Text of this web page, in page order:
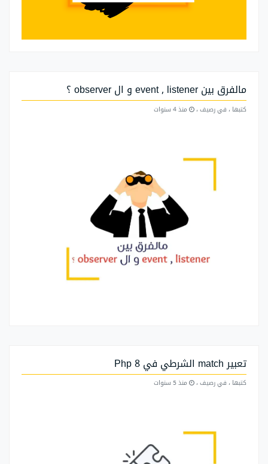
مالفرق بين event , listener و ال observer ؟
كتبها ، في رصيف ، منذ 4 سنوات
تعبير match الشرطي في Php 8
كتبها ، في رصيف ، منذ 5 سنوات